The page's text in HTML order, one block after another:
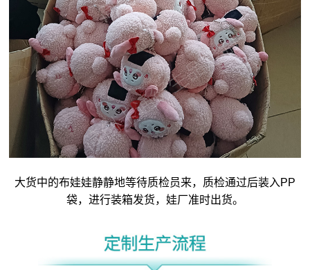
大货中的布娃娃静静地等待质检员来，质检通过后装入PP
袋，进行装箱发货，娃厂准时出货。